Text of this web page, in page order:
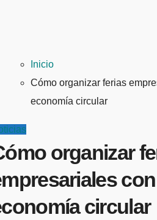
Inicio
Cómo organizar ferias
economía circular
organizar
circular